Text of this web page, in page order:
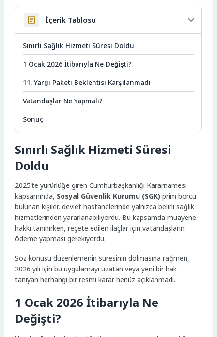
İçerik Tablosu
Sınırlı Sağlık Hizmeti Süresi Doldu
1 Ocak 2026 İtibarıyla Ne Değişti?
11. Yargı Paketi Beklentisi Karşılanmadı
Vatandaşlar Ne Yapmalı?
Sonuç
Sınırlı Sağlık Hizmeti Süresi
Doldu
2025’te yürürlüğe giren Cumhurbaşkanlığı Kararnamesi
kapsamında, Sosyal Güvenlik Kurumu (SGK) prim borcu
bulunan kişiler, devlet hastanelerinde yalnızca belirli sağlık
hizmetlerinden yararlanabiliyordu. Bu kapsamda muayene
hakkı tanınırken, reçete edilen ilaçlar için vatandaşların
ödeme yapması gerekiyordu.
Söz konusu düzenlemenin süresinin dolmasına rağmen,
2026 yılı için bu uygulamayı uzatan veya yeni bir hak
tanıyan herhangi bir resmi karar henüz açıklanmadı.
1 Ocak 2026 İtibarıyla Ne
Değişti?